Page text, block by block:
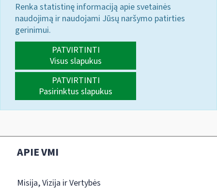
Renka statistinę informaciją apie svetainės
naudojimą ir naudojami Jūsų naršymo patirties
gerinimui.
PATVIRTINTI
Visus slapukus
PATVIRTINTI
Pasirinktus slapukus
APIE VMI
Misija, Vizija ir Vertybės